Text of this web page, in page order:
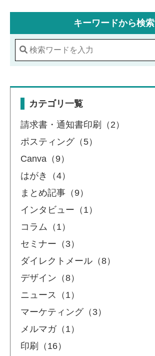
キーワードから検索
カテゴリ一覧
請求書・通知書印刷（2）
ポスティング（5）
Canva（9）
はがき（4）
まとめ記事（9）
インタビュー（1）
コラム（1）
セミナー（3）
ダイレクトメール（8）
デザイン（8）
ニュース（1）
マーケティング（3）
メルマガ（1）
印刷（16）